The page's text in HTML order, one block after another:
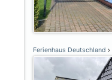
Ferienhaus Deutschland